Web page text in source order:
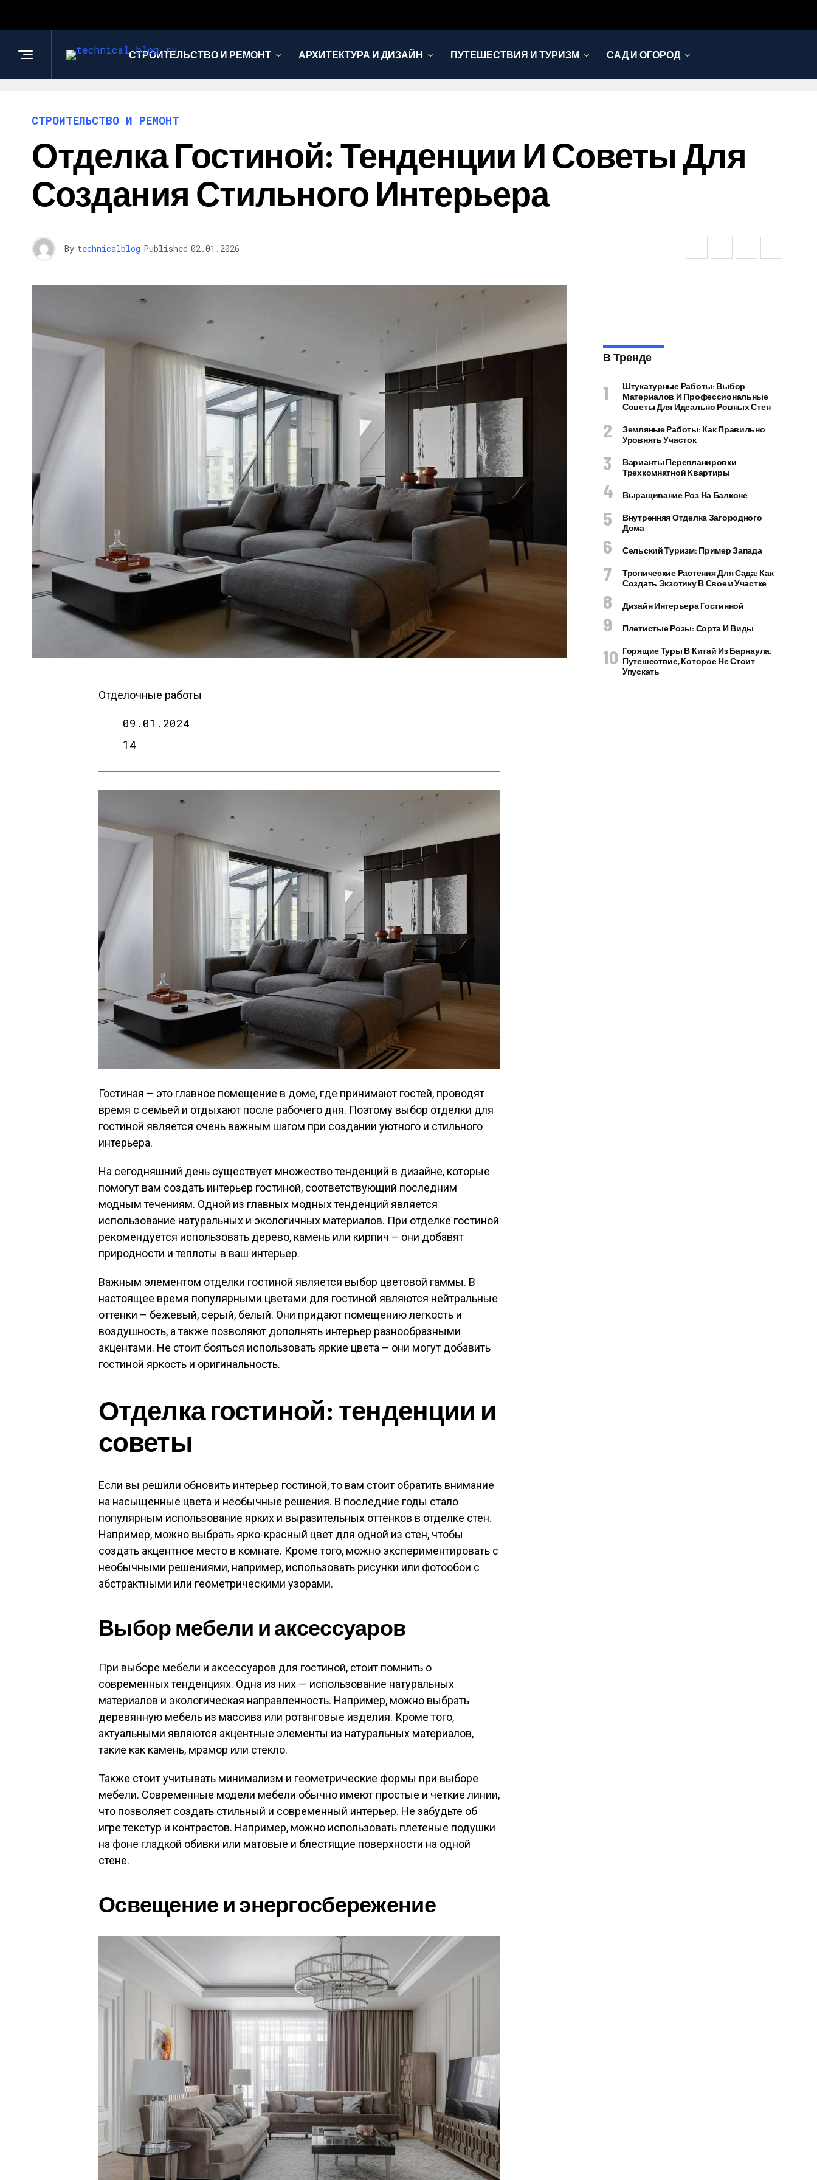
СТРОИТЕЛЬСТВО И РЕМОНТ АРХИТЕКТУРА И ДИЗАЙН ПУТЕШЕСТВИЯ И ТУРИЗМ САД И ОГОРОД
СТРОИТЕЛЬСТВО И РЕМОНТ
Отделка Гостиной: Тенденции И Советы Для
Создания Стильного Интерьера
By technicalblog Published 02.01.2026
Отделочные работы
09.01.2024
14
Гостиная – это главное помещение в доме, где принимают гостей, проводят
время с семьей и отдыхают после рабочего дня. Поэтому выбор отделки для
гостиной является очень важным шагом при создании уютного и стильного
интерьера.
На сегодняшний день существует множество тенденций в дизайне, которые
помогут вам создать интерьер гостиной, соответствующий последним
модным течениям. Одной из главных модных тенденций является
использование натуральных и экологичных материалов. При отделке гостиной
рекомендуется использовать дерево, камень или кирпич – они добавят
природности и теплоты в ваш интерьер.
Важным элементом отделки гостиной является выбор цветовой гаммы. В
настоящее время популярными цветами для гостиной являются нейтральные
оттенки – бежевый, серый, белый. Они придают помещению легкость и
воздушность, а также позволяют дополнять интерьер разнообразными
акцентами. Не стоит бояться использовать яркие цвета – они могут добавить
гостиной яркость и оригинальность.
Отделка гостиной: тенденции и
советы
Если вы решили обновить интерьер гостиной, то вам стоит обратить внимание
на насыщенные цвета и необычные решения. В последние годы стало
популярным использование ярких и выразительных оттенков в отделке стен.
Например, можно выбрать ярко-красный цвет для одной из стен, чтобы
создать акцентное место в комнате. Кроме того, можно экспериментировать с
необычными решениями, например, использовать рисунки или фотообои с
абстрактными или геометрическими узорами.
Выбор мебели и аксессуаров
При выборе мебели и аксессуаров для гостиной, стоит помнить о
современных тенденциях. Одна из них — использование натуральных
материалов и экологическая направленность. Например, можно выбрать
деревянную мебель из массива или ротанговые изделия. Кроме того,
актуальными являются акцентные элементы из натуральных материалов,
такие как камень, мрамор или стекло.
Также стоит учитывать минимализм и геометрические формы при выборе
мебели. Современные модели мебели обычно имеют простые и четкие линии,
что позволяет создать стильный и современный интерьер. Не забудьте об
игре текстур и контрастов. Например, можно использовать плетеные подушки
на фоне гладкой обивки или матовые и блестящие поверхности на одной
стене.
Освещение и энергосбережение
В Тренде
Штукатурные Работы: Выбор
Материалов И Профессиональные
Советы Для Идеально Ровных Стен
Земляные Работы: Как Правильно
Уровнять Участок
Варианты Перепланировки
Трехкомнатной Квартиры
Выращивание Роз На Балконе
Внутренняя Отделка Загородного
Дома
Сельский Туризм: Пример Запада
Тропические Растения Для Сада: Как
Создать Экзотику В Своем Участке
Дизайн Интерьера Гостинной
Плетистые Розы: Сорта И Виды
Горящие Туры В Китай Из Барнаула:
Путешествие, Которое Не Стоит
Упускать